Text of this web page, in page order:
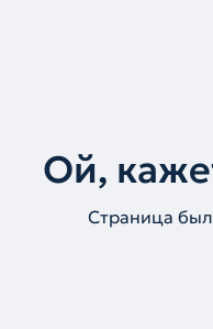
Ой,
Страница